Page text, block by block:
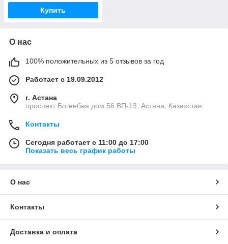
Купить
О нас
100% положительных из 5 отзывов за год
Работает с 19.09.2012
г. Астана
проспект Богенбая дом 56 ВП-13, Астана, Казахстан
Контакты
Сегодня работает с 11:00 до 17:00
Показать весь график работы
О нас
Контакты
Доставка и оплата